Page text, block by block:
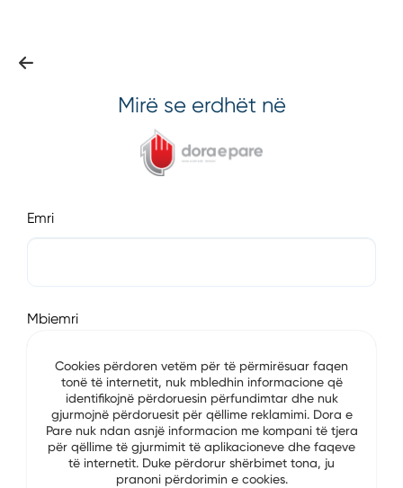
Mirë se erdhët në
Emri
Mbiemri
E-mail
Cookies përdoren vetëm për të përmirësuar faqen
tonë të internetit, nuk mbledhin informacione që
identifikojnë përdoruesin përfundimtar dhe nuk
gjurmojnë përdoruesit për qëllime reklamimi. Dora e
Pare nuk ndan asnjë informacion me kompani të tjera
për qëllime të gjurmimit të aplikacioneve dhe faqeve
të internetit. Duke përdorur shërbimet tona, ju
pranoni përdorimin e cookies.